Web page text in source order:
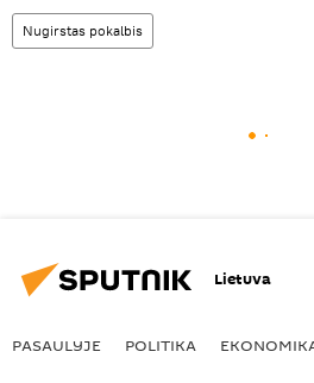
Nugirstas pokalbis
Lietuva
PASAULYJE POLITIKA